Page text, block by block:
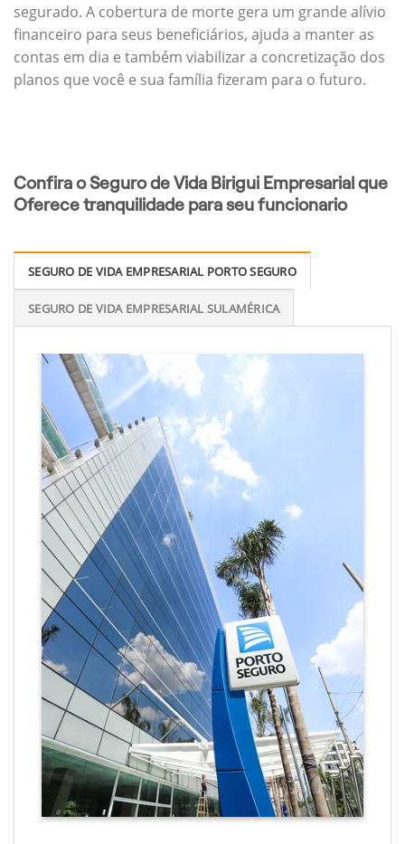
segurado. A cobertura de morte gera um grande alívio
financeiro para seus beneficiários, ajuda a manter as
contas em dia e também viabilizar a concretização dos
planos que você e sua família fizeram para o futuro.
Confira o Seguro de Vida Birigui Empresarial que
Oferece tranquilidade para seu funcionario
SEGURO DE VIDA EMPRESARIAL PORTO SEGURO
SEGURO DE VIDA EMPRESARIAL SULAMÉRICA